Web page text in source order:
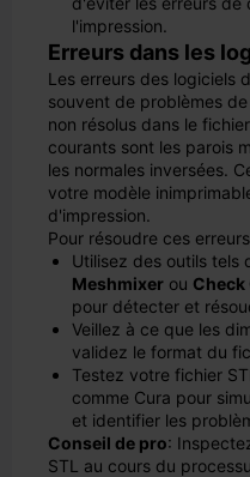
l'impression.
Erreurs dans les
Les erreurs des logiciels
souvent de problèmes
non résolus dans le
courants sont les parois
les normales inversées.
votre modèle
d'impression.
Pour résoudre ces
Utilisez des outils tels
Meshmixer ou Check
pour détecter et
Veillez à ce que les
validez le format du
Testez votre fichier
comme Cura pour
et identifier les
Conseil de pro:
STL au cours du